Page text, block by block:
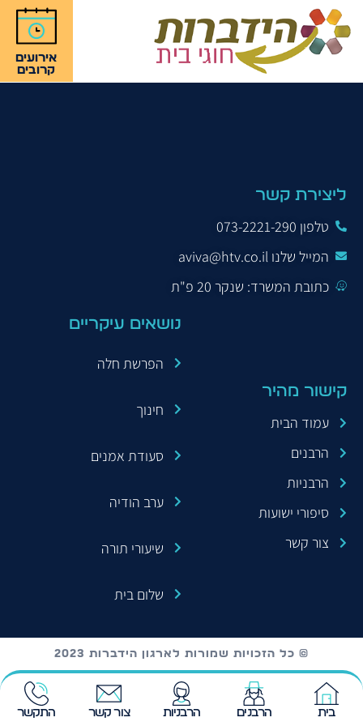
אירועים
קרובים
ליצירת קשר
טלפון 073-2221-290
המייל שלנו aviva@htv.co.il
כתובת המשרד: שנקר 20 פ"ת
קישור מהיר
עמוד הבית
הרבנים
הרבניות
סיפורי ישועות
צור קשר
נושאים עיקריים
הפרשת חלה
חינוך
סעודת אמנים
ערב הודיה
שיעורי תורה
שלום בית
© כל הזכויות שמורות לארגון הידברות 2023
בית הרבנים הרבניות צור קשר התקשר